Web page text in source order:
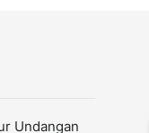
Undangan